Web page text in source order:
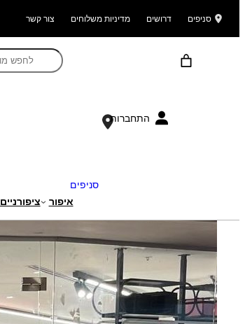
סניפים דרושים מדיניות משלוחים צור קשר
התחברות
סניפים
איפור ציפורניים